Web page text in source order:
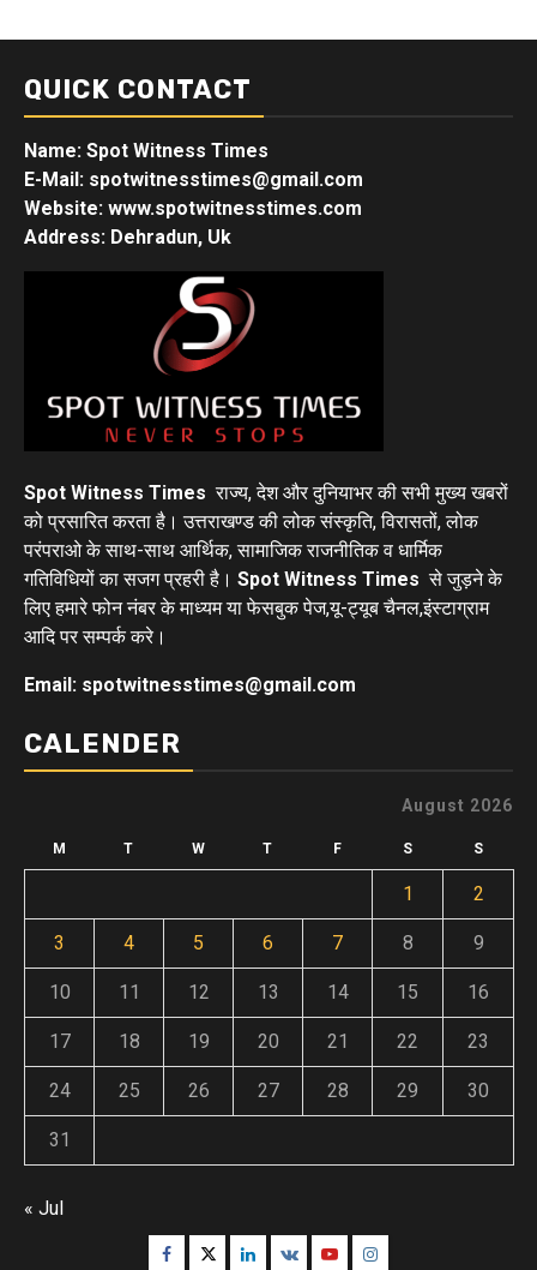
QUICK CONTACT
Name: Spot Witness Times
E-Mail: spotwitnesstimes@gmail.com
Website: www.spotwitnesstimes.com
Address: Dehradun, Uk
Spot Witness Times राज्य, देश और दुनियाभर की सभी मुख्य खबरों
को प्रसारित करता है। उत्तराखण्ड की लोक संस्कृति, विरासतों, लोक
परंपराओ के साथ-साथ आर्थिक, सामाजिक राजनीतिक व धार्मिक
गतिविधियों का सजग प्रहरी है। Spot Witness Times से जुड़ने के
लिए हमारे फोन नंबर के माध्यम या फेसबुक पेज,यू-ट्यूब चैनल,इंस्टाग्राम
आदि पर सम्पर्क करे।
Email: spotwitnesstimes@gmail.com
CALENDER
August 2026
M T W T F S S
1 2
3 4 5 6 7 8 9
10 11 12 13 14 15 16
17 18 19 20 21 22 23
24 25 26 27 28 29 30
31
« Jul
Facebook
TwitterLinkedin
VK YoutubeInstagram